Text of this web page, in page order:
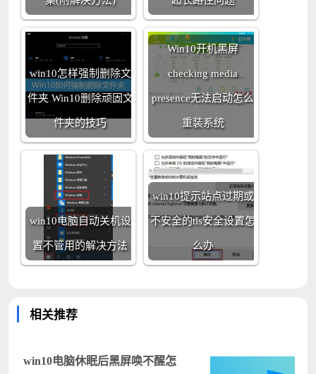
win10怎样强制删除文
件夹 Win10删除顽固文
件夹的技巧
Win10开机黑屏
checking media
presence无法启动怎么
重装系统
win10电脑自动关机设
置不管用的解决方法
win10提示站点过期或
不安全的tls安全设置怎
么办
相关推荐
win10电脑休眠后黑屏唤不醒怎